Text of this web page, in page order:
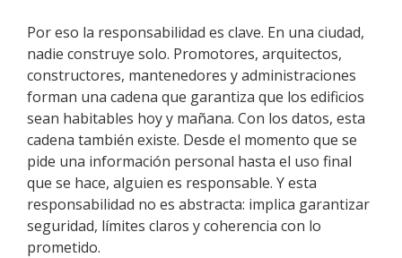
Por eso la responsabilidad es clave. En una ciudad,
nadie construye solo. Promotores, arquitectos,
constructores, mantenedores y administraciones
forman una cadena que garantiza que los edificios
sean habitables hoy y mañana. Con los datos, esta
cadena también existe. Desde el momento que se
pide una información personal hasta el uso final
que se hace, alguien es responsable. Y esta
responsabilidad no es abstracta: implica garantizar
seguridad, límites claros y coherencia con lo
prometido.